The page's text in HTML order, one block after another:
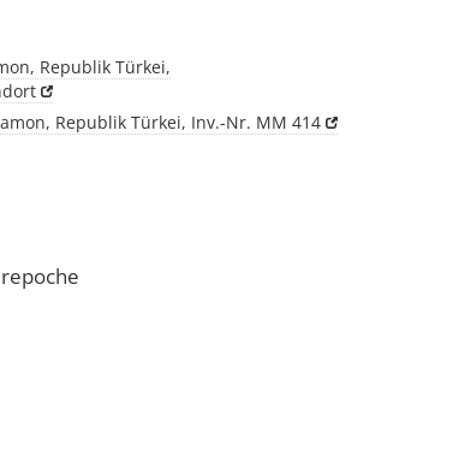
Republik Türkei,
Republik Türkei, Inv.-Nr. MM 414